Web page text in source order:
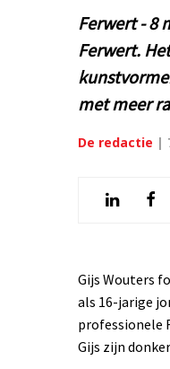
Ferwert - 8
Ferwert.
met meer
De redactie |
Gijs Wouters
als 16-jarige
professionele
Gijs zijn